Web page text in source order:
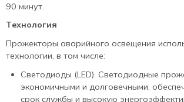
90 минут.
Технология
Прожекторы аварийного освещения
технологии, в том числе:
Светодиоды (LED). Светодиодные
экономичными и долговечными,
срок службы и высокую